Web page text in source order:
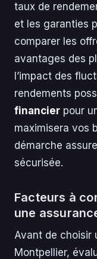
taux de
et les garanties
comparer les
avantages des
l’impact des
rendements
financier pour
maximisera vos
démarche
sécurisée.
Facteurs à
une
Avant de choisir
Montpellier,